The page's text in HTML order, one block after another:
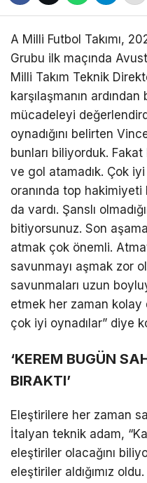
A Milli Futbol Takımı,
Grubu ilk maçında
Milli Takım Teknik
karşılaşmanın ardından
mücadeleyi
oynadığını belirten
bunları biliyorduk.
ve gol atamadık. Çok
oranında top
da vardı. Şanslı
bitiyorsunuz. Son
atmak çok önemli.
savunmayı aşmak zor
savunmaları uzun
etmek her zaman kolay
çok iyi oynadılar” diye
‘KEREM BUGÜN
BIRAKTI’
Eleştirilere her zaman
İtalyan teknik adam,
eleştiriler olacağını
eleştiriler aldığımız